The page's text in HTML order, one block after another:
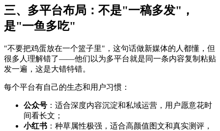
三、多平台布局：不是"一稿多发"，
是"一鱼多吃"
"不要把鸡蛋放在一个篮子里"，这句话做新媒体的人都懂，但
很多人理解错了——他们以为多平台就是同一条内容复制粘贴
发一遍，这是大错特错。
每个平台有自己的生态和用户习惯：
公众号 ：适合深度内容沉淀和私域运营，用户愿意花时
间看长文；
小红书 ：种草属性极强，适合高颜值图文和真实测评，